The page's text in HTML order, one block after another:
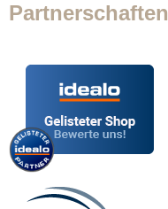
Partnerschaften